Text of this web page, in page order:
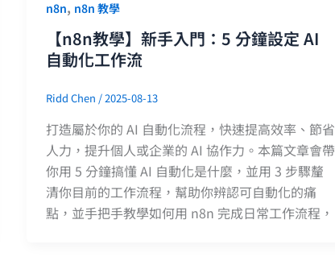
n8n, n8n 教學
【n8n教學】新手入門：5 分鐘設定 AI
自動化工作流
Ridd Chen /2025-08-13
打造屬於你的 AI 自動化流程，快速提高效率、節省
人力，提升個人或企業的 AI 協作力。本篇文章會帶
你用 5 分鐘搞懂 AI 自動化是什麼，並用 3 步驟釐
清你目前的工作流程，幫助你辨認可自動化的痛
點，並手把手教學如何用 n8n 完成日常工作流程，